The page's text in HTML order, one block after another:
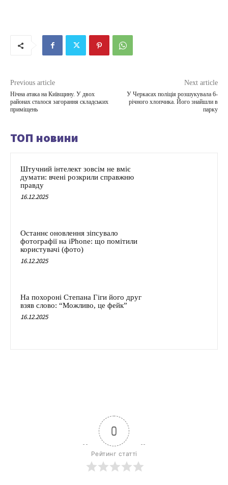
Previous article
Нічна атака на Київщину. У двох
районах сталося загорання складських
приміщень
Next article
У Черкасах поліція розшукувала 6-
річного хлопчика. Його знайшли в
парку
ТОП новини
Штучний інтелект зовсім не вміє
думати: вчені розкрили справжню
правду
16.12.2025
Останнє оновлення зіпсувало
фотографії на iPhone: що помітили
користувачі (фото)
16.12.2025
На похороні Степана Гіги його друг
взяв слово: “Можливо, це фейк”
16.12.2025
0
Рейтинг статті